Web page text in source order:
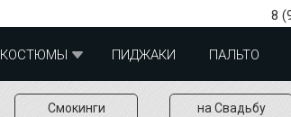
ПИДЖАКИ
8
ПАЛЬТО
КОСТЮМЫ
на Свадьбу
Смокинги